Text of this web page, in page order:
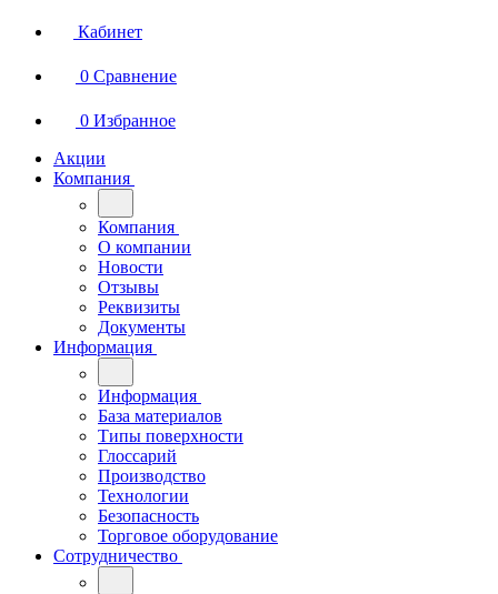
Кабинет
0 Сравнение
0 Избранное
Акции
Компания
Компания
О компании
Новости
Отзывы
Реквизиты
Документы
Информация
Информация
База материалов
Типы поверхности
Глоссарий
Производство
Технологии
Безопасность
Торговое оборудование
Сотрудничество